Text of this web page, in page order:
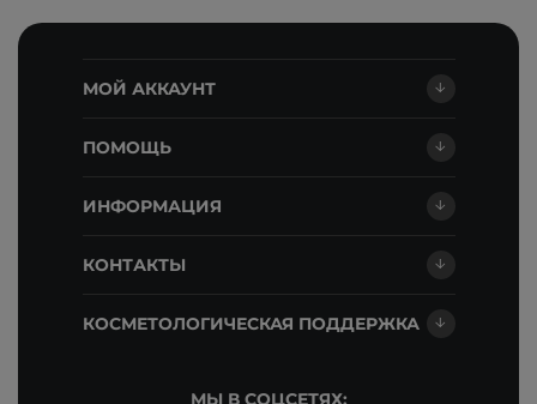
МОЙ АККАУНТ
ПОМОЩЬ
ИНФОРМАЦИЯ
КОНТАКТЫ
КОСМЕТОЛОГИЧЕСКАЯ ПОДДЕРЖКА